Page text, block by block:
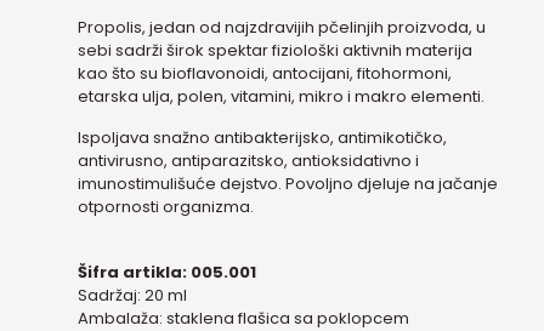
Propolis, jedan od najzdravijih pčelinjih proizvoda, u
sebi sadrži širok spektar fiziološki aktivnih materija
kao što su bioflavonoidi, antocijani, fitohormoni,
etarska ulja, polen, vitamini, mikro i makro elementi.
Ispoljava snažno antibakterijsko, antimikotičko,
antivirusno, antiparazitsko, antioksidativno i
imunostimulišuće dejstvo. Povoljno djeluje na jačanje
otpornosti organizma.
Šifra artikla: 005.001
Sadržaj: 20 ml
Ambalaža: staklena flašica sa poklopcem